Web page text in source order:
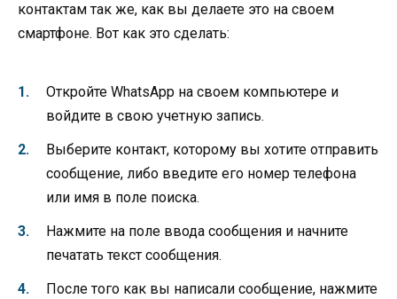
контактам так же, как вы делаете это на своем
смартфоне. Вот как это сделать:
Откройте WhatsApp на своем компьютере и
войдите в свою учетную запись.
Выберите контакт, которому вы хотите отправить
сообщение, либо введите его номер телефона
или имя в поле поиска.
Нажмите на поле ввода сообщения и начните
печатать текст сообщения.
После того как вы написали сообщение, нажмите